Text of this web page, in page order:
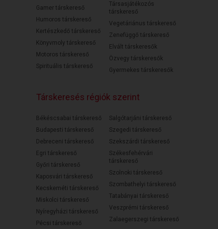
Gamer társkereső
Humoros társkereső
Kertészkedő társkereső
Könyvmoly társkereső
Motoros társkereső
Spirituális társkereső
Társasjátékozós
társkereső
Vegetáriánus társkereső
Zenefüggő társkereső
Elvált társkeresők
Özvegy társkeresők
Gyermekes társkeresők
Társkeresés régiók szerint
Békéscsabai társkereső
Budapesti társkereső
Debreceni társkereső
Egri társkereső
Győri társkereső
Kaposvári társkereső
Kecskeméti társkereső
Miskolci társkereső
Nyíregyházi társkereső
Pécsi társkereső
Salgótarjáni társkereső
Szegedi társkereső
Szekszárdi társkereső
Székesfehérvári
társkereső
Szolnoki társkereső
Szombathelyi társkereső
Tatabányai társkereső
Veszprémi társkereső
Zalaegerszegi társkereső